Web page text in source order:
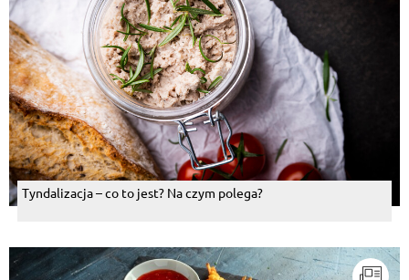
Tyndalizacja – co to jest? Na czym polega?